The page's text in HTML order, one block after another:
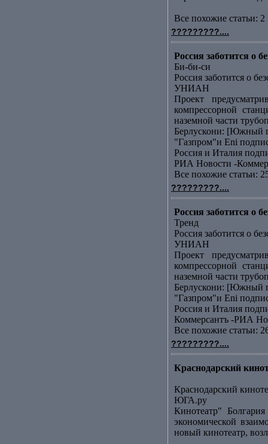
Все похожие статьи: 2
?????????....
Россия заботится о
Би-би-си
Россия заботится о
УНИАН
Проект
компрессорной
наземной части
Берлускони: [Южный
"Газпром"и Еni
Россия и Италия
РИА Новости -
Все похожие статьи:
?????????....
Россия заботится о
Тренд
Россия заботится о
УНИАН
Проект
компрессорной
наземной части
Берлускони: [Южный
"Газпром"и Еni
Россия и Италия
Коммерсантъ -РИА
Все похожие статьи:
?????????....
Краснодарский
Краснодарский
ЮГА.ру
Кинотеатр"
экономической
новый кинотеатр,